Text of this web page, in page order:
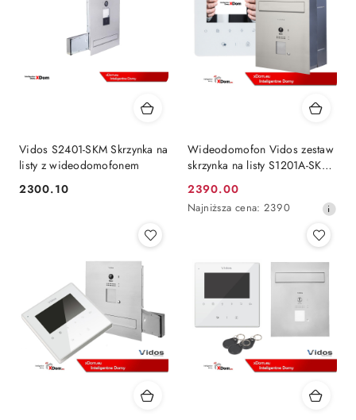
Vidos S2401-SKM Skrzynka na
listy z wideodomofonem
Cena:
2300.10
Wideodomofon Vidos zestaw
skrzynka na listy S1201A-SKP
M1022W-2
Cena
promocyjna:
2390.00
Najniższa
Najniższa cena: 2390